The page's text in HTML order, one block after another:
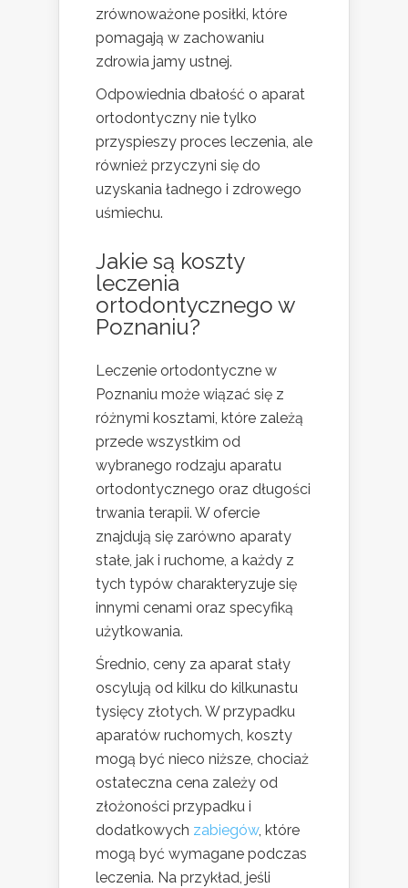
zrównoważone posiłki, które
pomagają w zachowaniu
zdrowia jamy ustnej.
Odpowiednia dbałość o aparat
ortodontyczny nie tylko
przyspieszy proces leczenia, ale
również przyczyni się do
uzyskania ładnego i zdrowego
uśmiechu.
Jakie są koszty
leczenia
ortodontycznego w
Poznaniu?
Leczenie ortodontyczne w
Poznaniu może wiązać się z
różnymi kosztami, które zależą
przede wszystkim od
wybranego rodzaju aparatu
ortodontycznego oraz długości
trwania terapii. W ofercie
znajdują się zarówno aparaty
stałe, jak i ruchome, a każdy z
tych typów charakteryzuje się
innymi cenami oraz specyfiką
użytkowania.
Średnio, ceny za aparat stały
oscylują od kilku do kilkunastu
tysięcy złotych. W przypadku
aparatów ruchomych, koszty
mogą być nieco niższe, chociaż
ostateczna cena zależy od
złożoności przypadku i
dodatkowych zabiegów, które
mogą być wymagane podczas
leczenia. Na przykład, jeśli